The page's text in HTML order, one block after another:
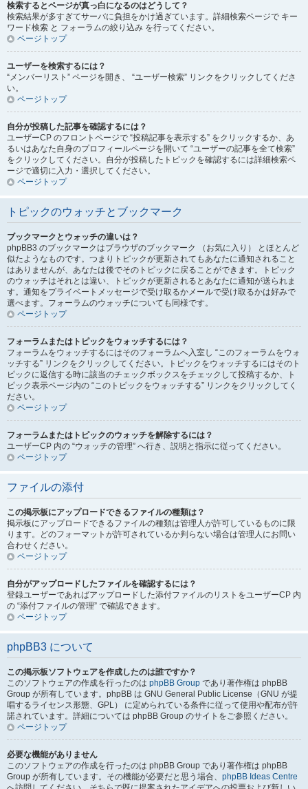
検索するとページが真っ白になるのはどうして？
検索結果が多すぎてサーバに負担をかけ過ぎています。詳細検索ページで キー
ワード検索 と フォーラムの絞り込み を行ってください。
ページトップ
ユーザーを検索するには？
“メンバーリスト” ページを開き、 “ユーザー検索” リンクをクリックしてくださ
い。
ページトップ
自分が投稿した記事を確認するには？
ユーザーCP のフロントページで “投稿記事を表示する” をクリックするか、あ
るいはあなた自身のプロフィールページを開いて “ユーザーの記事を全て検索”
をクリックしてください。自分が投稿したトピックを確認するには詳細検索ペ
ージで適切に入力・選択してください。
ページトップ
トピックのウォッチとブックマーク
ブックマークとウォッチの違いは？
phpBB3 のブックマークはブラウザのブックマーク （お気に入り） とほとんど
似たようなものです。つまりトピックが更新されてもあなたに通知されること
はありませんが、あなたは後でそのトピックに戻ることができます。トピック
のウォッチはそれとは違い、トピックが更新されるとあなたに通知が送られま
す。通知をプライベートメッセージで受け取るかメールで受け取るかは好みで
選べます。フォーラムのウォッチについても同様です。
ページトップ
フォーラムまたはトピックをウォッチするには？
フォーラムをウォッチするにはそのフォーラムへ入室し “このフォーラムをウォ
ッチする” リンクをクリックしてください。トピックをウォッチするにはそのト
ピックに返信する時に該当のチェックボックスをチェックして投稿するか、ト
ピック表示ページ内の “このトピックをウォッチする” リンクをクリックしてく
ださい。
ページトップ
フォーラムまたはトピックのウォッチを解除するには？
ユーザーCP 内の “ウォッチの管理” へ行き、説明と指示に従ってください。
ページトップ
ファイルの添付
この掲示板にアップロードできるファイルの種類は？
掲示板にアップロードできるファイルの種類は管理人が許可しているものに限
ります。どのフォーマットが許可されているか判らない場合は管理人にお問い
合わせください。
ページトップ
自分がアップロードしたファイルを確認するには？
登録ユーザーであればアップロードした添付ファイルのリストをユーザーCP 内
の “添付ファイルの管理” で確認できます。
ページトップ
phpBB3 について
この掲示板ソフトウェアを作成したのは誰ですか？
このソフトウェアの作成を行ったのは phpBB Group であり著作権は phpBB
Group が所有しています。phpBB は GNU General Public License（GNU が提
唱するライセンス形態、GPL） に定められている条件に従って使用や配布が許
諾されています。詳細については phpBB Group のサイトをご参照ください。
ページトップ
必要な機能がありません
このソフトウェアの作成を行ったのは phpBB Group であり著作権は phpBB
Group が所有しています。その機能が必要だと思う場合、 phpBB Ideas Centre